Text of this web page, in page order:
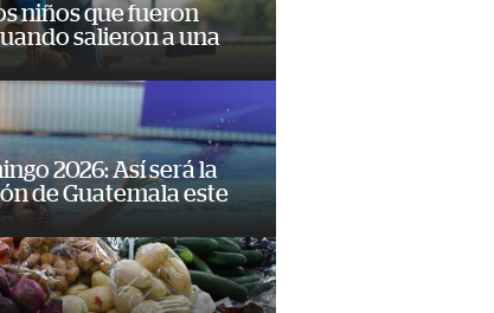
niños que fueron
salieron a una
2026: Así será la
de Guatemala este